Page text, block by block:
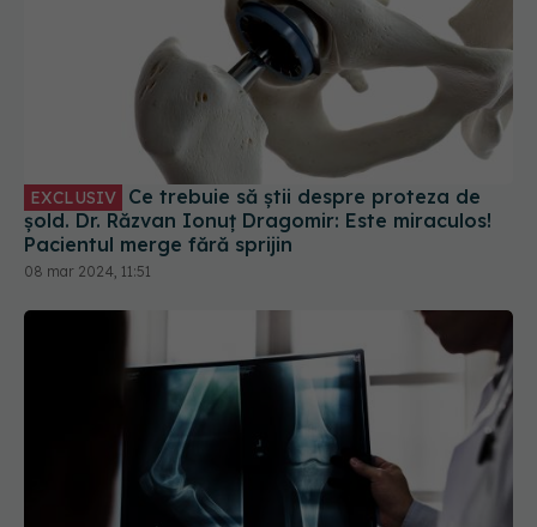
EXCLUSIV
șold. Dr. Răzvan Ionuț Dragomir: Este miraculos!
Pacientul merge fără sprijin
08 mar 2024, 11:51